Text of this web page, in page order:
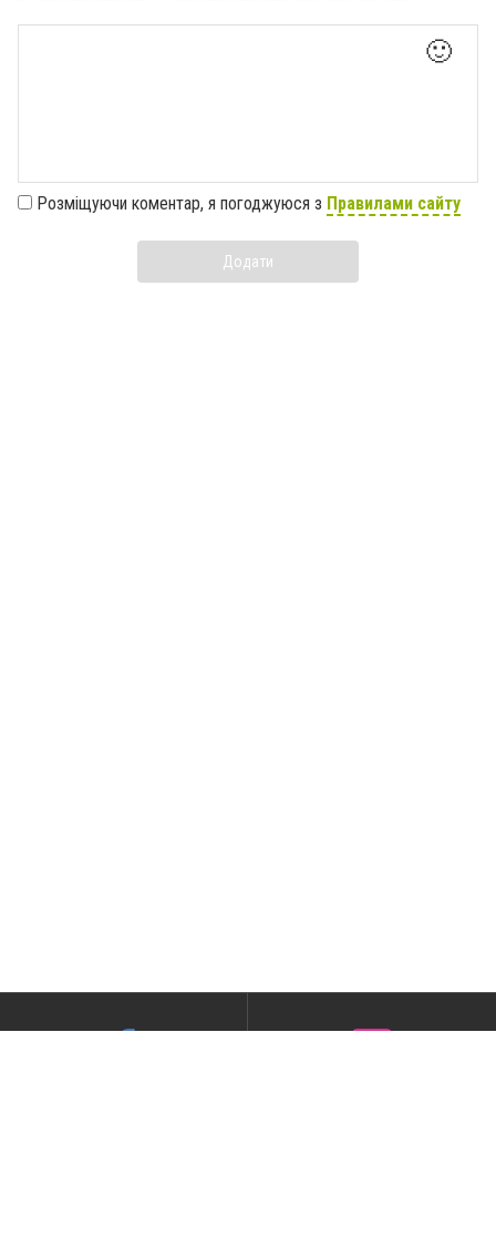
🙂
Розміщуючи коментар, я погоджуюся з Правилами сайту
Додати